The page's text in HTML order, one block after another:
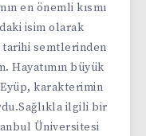
en önemli kısmı
isim olarak
semtlerinden
Hayatımın büyük
karakterimin
ilgili bir
Üniversitesi